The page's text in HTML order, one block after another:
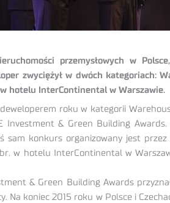
przemysłowych w
zwyciężył w dwóch kategoriach:
hotelu InterContinental w Warszawie.
roku w kategorii
Investment & Green Building
sam konkurs organizowany jest
w hotelu InterContinental w
& Green Building Awards
Na koniec 2015 roku w Polsce i